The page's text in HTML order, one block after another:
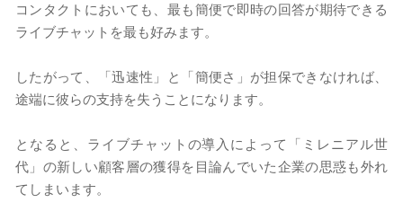
コンタクトにおいても、最も簡便で即時の回答が期待できる
ライブチャットを最も好みます。
したがって、「迅速性」と「簡便さ」が担保できなければ、
途端に彼らの支持を失うことになります。
となると、ライブチャットの導入によって「ミレニアル世
代」の新しい顧客層の獲得を目論んでいた企業の思惑も外れ
てしまいます。